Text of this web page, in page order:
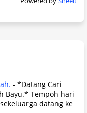
- *Datang Cari
Bayu.* Tempoh hari
datang ke